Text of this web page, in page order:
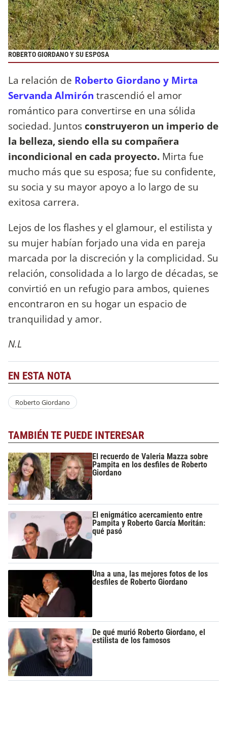
ROBERTO GIORDANO Y SU ESPOSA
La relación de Roberto Giordano y Mirta
Servanda Almirón trascendió el amor
romántico para convertirse en una sólida
sociedad. Juntos construyeron un imperio de
la belleza, siendo ella su compañera
incondicional en cada proyecto. Mirta fue
mucho más que su esposa; fue su confidente,
su socia y su mayor apoyo a lo largo de su
exitosa carrera.
Lejos de los flashes y el glamour, el estilista y
su mujer habían forjado una vida en pareja
marcada por la discreción y la complicidad. Su
relación, consolidada a lo largo de décadas, se
convirtió en un refugio para ambos, quienes
encontraron en su hogar un espacio de
tranquilidad y amor.
N.L
EN ESTA NOTA
Roberto Giordano
TAMBIÉN TE PUEDE INTERESAR
El recuerdo de Valeria Mazza sobre
Pampita en los desfiles de Roberto
Giordano
El enigmático acercamiento entre
Pampita y Roberto García Moritán:
qué pasó
Una a una, las mejores fotos de los
desfiles de Roberto Giordano
De qué murió Roberto Giordano, el
estilista de los famosos